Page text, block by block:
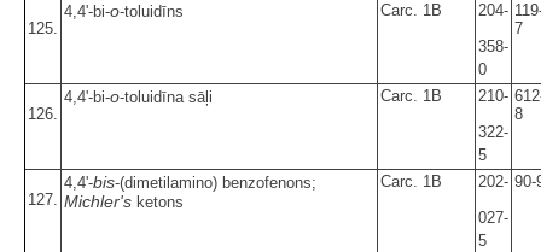
125.
4,4'-bi-o-toluidīns Carc. 1B
204-
358-
0
7
126.
4,4'-bi-o-toluidīna sāļi Carc. 1B
210-
322-
5
8
127.
4,4'-bis-(dimetilamino) benzofenons;
Michler's ketons
Carc. 1B
202-
027-
5
90-